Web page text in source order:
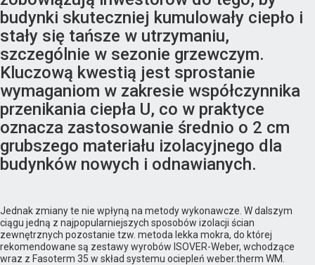
budynki skuteczniej kumulowały ciepło i
stały się tańsze w utrzymaniu,
szczególnie w sezonie grzewczym.
Kluczową kwestią jest sprostanie
wymaganiom w zakresie współczynnika
przenikania ciepła U, co w praktyce
oznacza zastosowanie średnio o 2 cm
grubszego materiału izolacyjnego dla
budynków nowych i odnawianych.
Jednak zmiany te nie wpłyną na metody wykonawcze. W dalszym
ciągu jedną z najpopularniejszych sposobów izolacji ścian
zewnętrznych pozostanie tzw. metoda lekka mokra, do której
rekomendowane są zestawy wyrobów ISOVER-Weber, wchodzące
wraz z Fasoterm 35 w skład systemu ociepleń weber.therm WM.